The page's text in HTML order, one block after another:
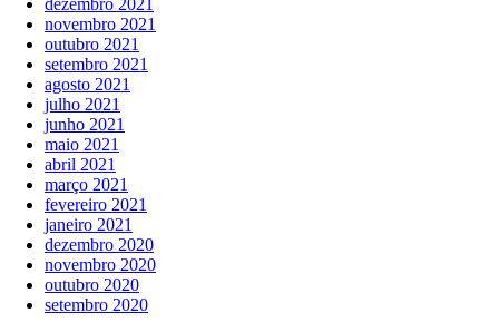
dezembro 2021
novembro 2021
outubro 2021
setembro 2021
agosto 2021
julho 2021
junho 2021
maio 2021
abril 2021
março 2021
fevereiro 2021
janeiro 2021
dezembro 2020
novembro 2020
outubro 2020
setembro 2020